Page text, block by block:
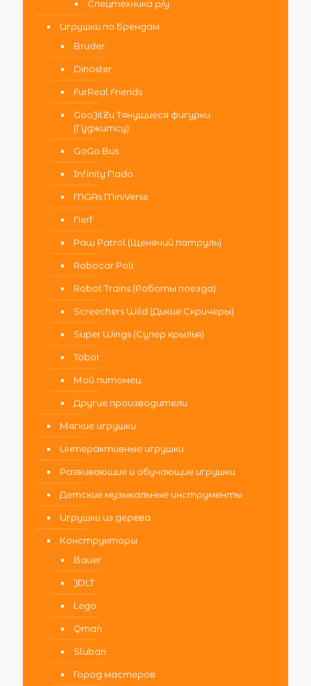
Спецтехника р/у
Игрушки по Брендам
Bruder
Dinoster
FurReal Friends
GooJitZu Тянущиеся фигурки
(Гуджитсу)
GoGo Bus
Infinity Nado
MGAs MiniVerse
Nerf
Paw Patrol (Щенячий патруль)
Robocar Poli
Robot Trains (Роботы поезда)
Screechers Wild (Дикие Скричеры)
Super Wings (Супер крылья)
Tobot
Мой питомец
Другие производители
Мягкие игрушки
Интерактивные игрушки
Развивающие и обучающие игрушки
Детские музыкальные инструменты
Игрушки из дерева
Конструкторы
Bauer
JDLT
Lego
Qman
Sluban
Город мастеров